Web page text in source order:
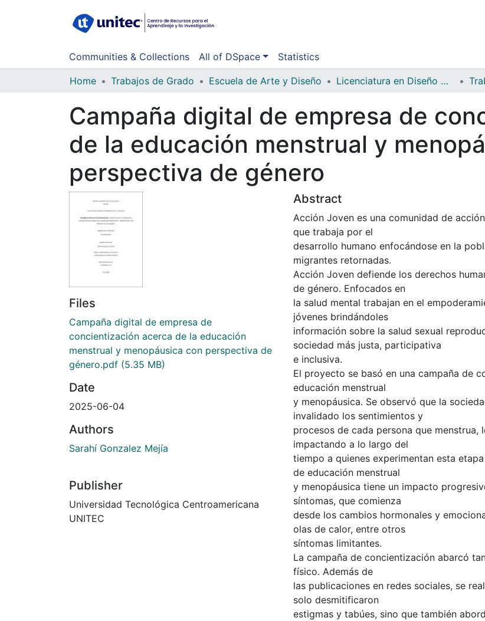
Communities & Collections All of DSpace Statistics
Home Trabajos de Grado Escuela de Arte y Diseño Licenciatura en Diseño Gráfico
Campaña digital de empresa de
de la educación menstrual y
perspectiva de género
Files
Campaña digital de empresa de
concientización acerca de la educación
menstrual y menopáusica con perspectiva de
género.pdf (5.35 MB)
Date
2025-06-04
Authors
Sarahí Gonzalez Mejía
Publisher
Universidad Tecnológica Centroamericana
UNITEC
Abstract
Acción Joven es una comunidad de
que trabaja por el
desarrollo humano enfocándose en la
migrantes retornadas.
Acción Joven defiende los derechos
de género. Enfocados en
la salud mental trabajan en el
jóvenes brindándoles
información sobre la salud sexual
sociedad más justa, participativa
e inclusiva.
El proyecto se basó en una campaña de
educación menstrual
y menopáusica. Se observó que la
invalidado los sentimientos y
procesos de cada persona que menstrua,
impactando a lo largo del
tiempo a quienes experimentan esta
de educación menstrual
y menopáusica tiene un impacto
síntomas, que comienza
desde los cambios hormonales y
olas de calor, entre otros
síntomas limitantes.
La campaña de concientización abarcó
físico. Además de
las publicaciones en redes sociales, se
solo desmitificaron
estigmas y tabúes, sino que también